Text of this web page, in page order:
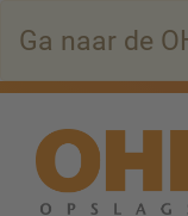
Ga naar de